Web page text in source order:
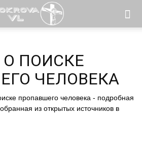
ПОИСКЕ
ЧЕЛОВЕКА
пропавшего человека - подробная
из открытых источников в